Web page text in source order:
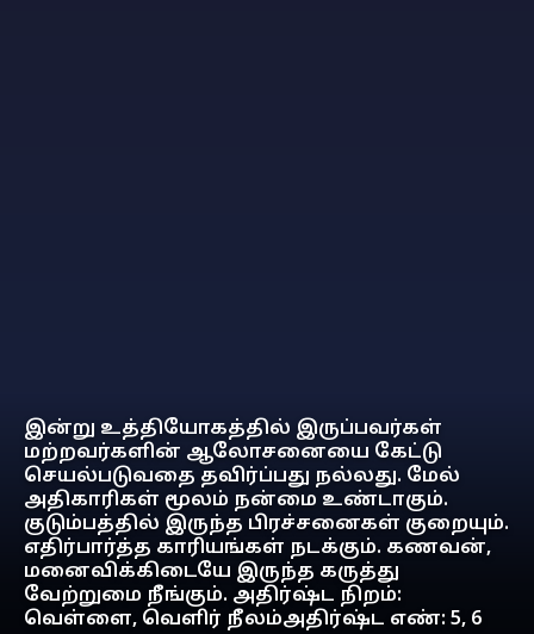
இன்று உத்தியோகத்தில் இருப்பவர்கள்
மற்றவர்களின் ஆலோசனையை கேட்டு
செயல்படுவதை தவிர்ப்பது நல்லது. மேல்
அதிகாரிகள் மூலம் நன்மை உண்டாகும்.
குடும்பத்தில் இருந்த பிரச்சனைகள் குறையும்.
எதிர்பார்த்த காரியங்கள் நடக்கும். கணவன்,
மனைவிக்கிடையே இருந்த கருத்து
வேற்றுமை நீங்கும். அதிர்ஷ்ட நிறம்:
வெள்ளை, வெளிர் நீலம்அதிர்ஷ்ட எண்: 5, 6